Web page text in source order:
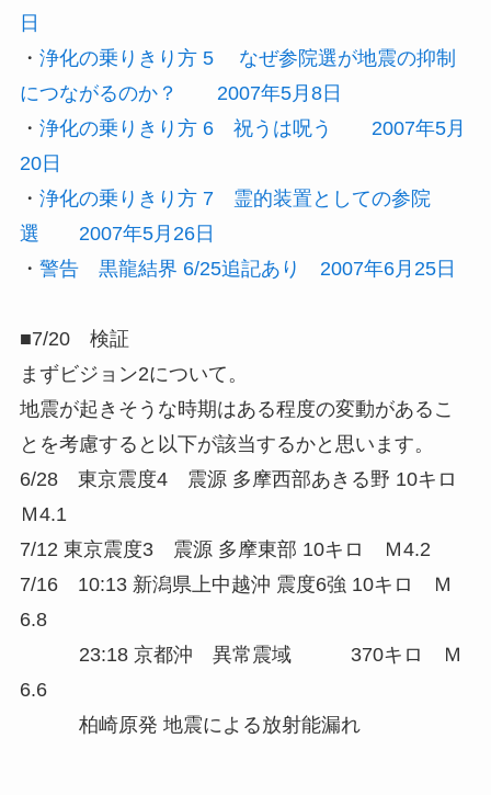
日
・ 浄化の乗りきり方 5 なぜ参院選が地震の抑制
につながるのか？ 2007年5月8日
・ 浄化の乗りきり方 6 祝うは呪う 2007年5月
20日
・ 浄化の乗りきり方 7 霊的装置としての参院
選 2007年5月26日
・ 警告 黒龍結界 6/25追記あり 2007年6月25日
■7/20 検証
まずビジョン2について。
地震が起きそうな時期はある程度の変動があるこ
とを考慮すると以下が該当するかと思います。
6/28 東京震度4 震源 多摩西部あきる野 10キロ
Ｍ4.1
7/12 東京震度3 震源 多摩東部 10キロ Ｍ4.2
7/16 10:13 新潟県上中越沖 震度6強 10キロ Ｍ
6.8
23:18 京都沖 異常震域 370キロ Ｍ
6.6
柏崎原発 地震による放射能漏れ